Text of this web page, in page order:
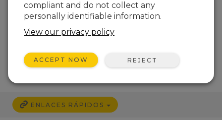
ENLACES RÁPIDOS
compliant and do not collect any
personally identifiable information.
View our privacy policy
ACCEPT NOW REJECT